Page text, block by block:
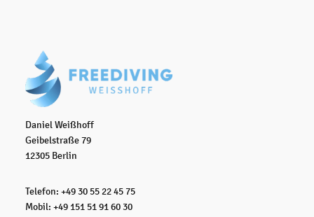
Daniel Weißhoff
Geibelstraße 79
12305 Berlin
Telefon: +49 30 55 22 45 75
Mobil: +49 151 51 91 60 30